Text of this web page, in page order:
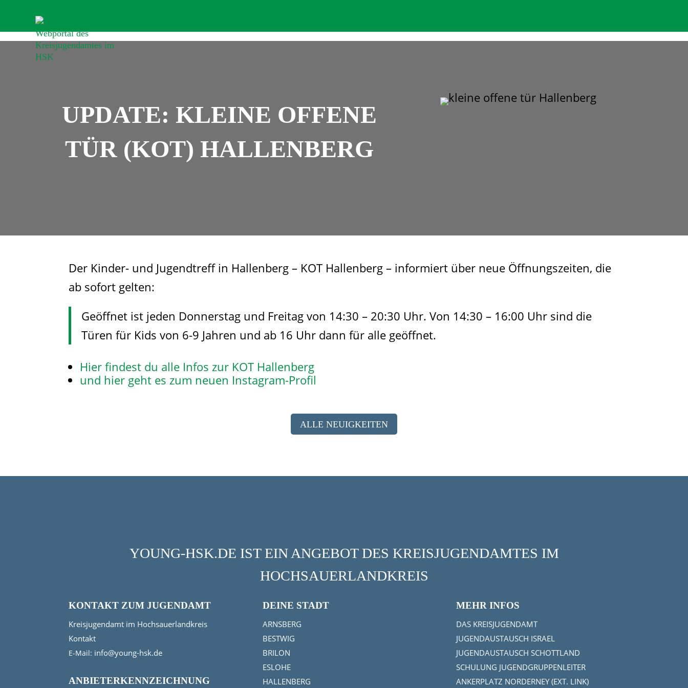
UPDATE: KLEINE OFFENE
TÜR (KOT) HALLENBERG
Der Kinder- und Jugendtreff in Hallenberg – KOT Hallenberg – informiert über neue Öffnungszeiten, die
ab sofort gelten:
Geöffnet ist jeden Donnerstag und Freitag von 14:30 – 20:30 Uhr. Von 14:30 – 16:00 Uhr sind die
Türen für Kids von 6-9 Jahren und ab 16 Uhr dann für alle geöffnet.
Hier findest du alle Infos zur KOT Hallenberg
und hier geht es zum neuen Instagram-Profil
ALLE NEUIGKEITEN
YOUNG-HSK.DE IST EIN ANGEBOT DES KREISJUGENDAMTES IM
HOCHSAUERLANDKREIS
KONTAKT ZUM JUGENDAMT
Kreisjugendamt im Hochsauerlandkreis
Kontakt
E-Mail: info@young-hsk.de
ANBIETERKENNZEICHNUNG
DEINE STADT
ARNSBERG
BESTWIG
BRILON
ESLOHE
HALLENBERG
MEHR INFOS
DAS KREISJUGENDAMT
JUGENDAUSTAUSCH ISRAEL
JUGENDAUSTAUSCH SCHOTTLAND
SCHULUNG JUGENDGRUPPENLEITER
ANKERPLATZ NORDERNEY (EXT. LINK)